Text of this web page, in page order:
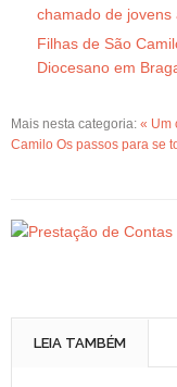
chamado de jovens
Filhas de São
Diocesano em
Mais nesta categoria: « Um
Camilo Os passos para se
LEIA TAMBÉM